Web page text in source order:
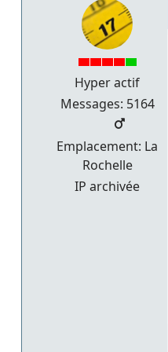
Hyper actif
Messages: 5164
Emplacement: La
Rochelle
IP archivée